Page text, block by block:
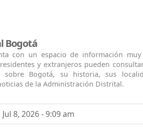
Bogotá
con un espacio de información
y extranjeros pueden
sobre Bogotá, su historia, sus
de la Administración Distrital.
Jul 8, 2026 - 9:09 am